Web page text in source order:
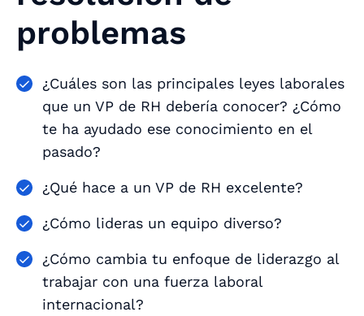
problemas
¿Cuáles son las principales leyes laborales
que un VP de RH debería conocer? ¿Cómo
te ha ayudado ese conocimiento en el
pasado?
¿Qué hace a un VP de RH excelente?
¿Cómo lideras un equipo diverso?
¿Cómo cambia tu enfoque de liderazgo al
trabajar con una fuerza laboral
internacional?